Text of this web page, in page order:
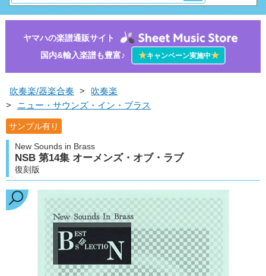
ヤマハの楽譜通販サイト
国内&輸入楽譜も豊富♪
★キャンペーン実施中★
吹奏楽/器楽合奏 >
吹奏楽
>
ニュー・サウンズ・イン・ブラス
サンプル有り
New Sounds in Brass
NSB 第14集 オーメンズ・オブ・ラブ
復刻版